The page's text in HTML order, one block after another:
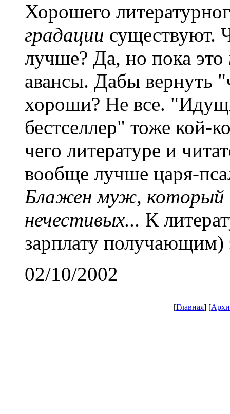
Хорошего
градации существуют.
лучше? Да, но пока это
авансы. Дабы вернуть
хороши? Не все.
бестселлер" тоже кой-
чего литературе и
вообще лучше царя-
Блажен муж, который
нечестивых... К
зарплату получающим)
02/10/2002
[Главная] [